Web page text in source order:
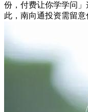
份，付费让你学学问
此，南向通投资需留